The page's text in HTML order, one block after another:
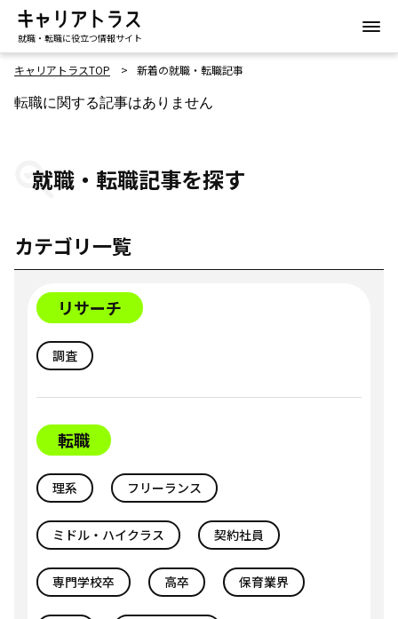
就職・転職に役立つ情報サイト
キャリアトラスTOP 新着の就職・転職記事
転職に関する記事はありません
就職・転職記事を探す
カテゴリ一覧
リサーチ
調査
転職
理系 フリーランス
ミドル・ハイクラス 契約社員
専門学校卒 高卒 保育業界